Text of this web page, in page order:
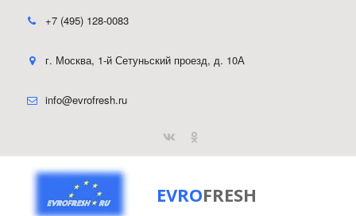
+7 (495) 128-0083
г. Москва, 1-й Сетуньский проезд, д. 10А
info@evrofresh.ru
EVROFRESH